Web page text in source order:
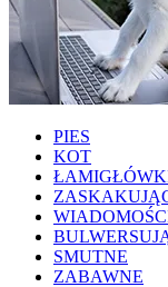
PIES
KOT
SMUTNE
ZABAWNE